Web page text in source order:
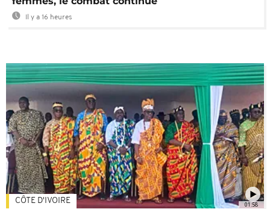
Il y a 16 heures
01:58
CÔTE D'IVOIRE